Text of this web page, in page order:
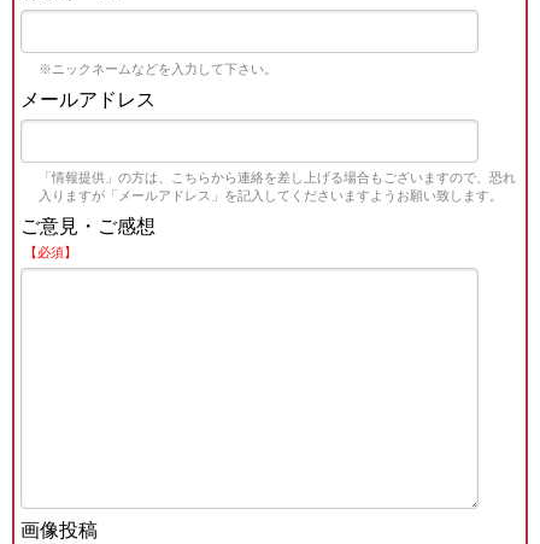
※ニックネームなどを入力して下さい。
メールアドレス
「情報提供」の方は、こちらから連絡を差し上げる場合もございますので、恐れ
入りますが「メールアドレス」を記入してくださいますようお願い致します。
ご意見・ご感想
【必須】
画像投稿